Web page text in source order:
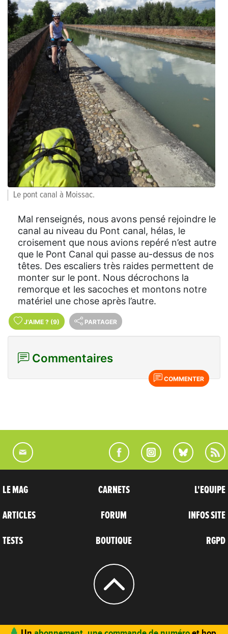
Le pont canal à Moissac.
Mal renseignés, nous avons pensé rejoindre le
canal au niveau du Pont canal, hélas, le
croisement que nous avions repéré n’est autre
que le Pont Canal qui passe au-dessus de nos
têtes. Des escaliers très raides permettent de
monter sur le pont. Nous décrochons la
remorque et les sacoches et montons notre
matériel une chose après l’autre.
J'AIME ? (9) PARTAGER
Commentaires
COMMENTER
LE MAG
ARTICLES
TESTS
CARNETS
FORUM
BOUTIQUE
L'EQUIPE
INFOS SITE
RGPD
© 2004 - 2026 CARNETS D’AVENTURES